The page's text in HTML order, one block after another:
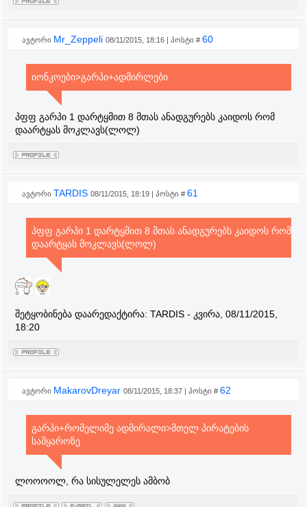
ავტორი Mr_Zeppeli 08/11/2015, 18:16 | პოსტი # 60
იონკოები>გარპი+ადმირლები
პფფ გარპი 1 დარტყმით 8 მთას ანადგურებს კაიდოს რომ
დაარტყას მოკლავს(ლოლ)
ავტორი TARDIS 08/11/2015, 18:19 | პოსტი # 61
პფფ გარპი 1 დარტყმით 8 მთას ანადგურებს კაიდოს რომ
დაარტყას მოკლავს(ლოლ)
შეტყობინება დაარედაქტირა: TARDIS - კვირა, 08/11/2015,
18:20
ავტორი MakarovDreyar 08/11/2015, 18:37 | პოსტი # 62
გარპი+რომელიმე ადმირალი>მთელ პირატების
სამყაროზე
ლოოოოლ, რა სისულელეს ამბობ